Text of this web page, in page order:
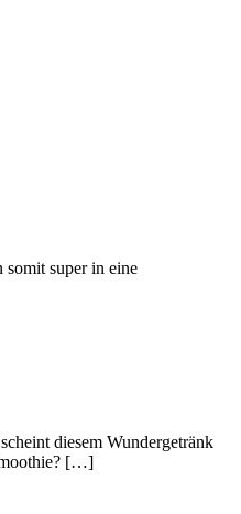
somit super in eine
diesem Wundergetränk
[…]